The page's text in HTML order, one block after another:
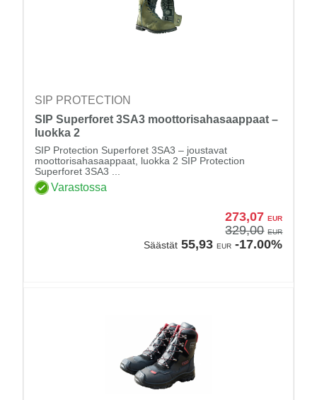
SIP PROTECTION
SIP Superforet 3SA3 moottorisahasaappaat –
luokka 2
SIP Protection Superforet 3SA3 – joustavat
moottorisahasaappaat, luokka 2 SIP Protection
Superforet 3SA3 ...
Varastossa
273,07 EUR
329,00 EUR
Säästät 55,93 EUR -17.00%